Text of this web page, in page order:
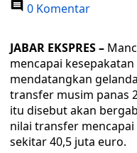
0 Komentar
JABAR EKSPRES –
mencapai
mendatangkan
transfer musim panas
itu disebut akan
nilai transfer
sekitar 40,5 juta euro.